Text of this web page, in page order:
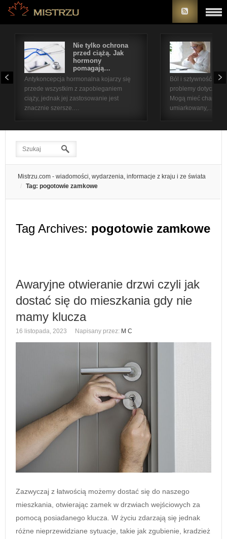
Nie tylko ochrona
przed ciążą. Jak
hormony
pomagają…
Antykoncepcja hormonalna kojarzy się
przede wszystkim z zapobieganiem
ciąży, jednak jej zastosowanie jest
znacznie szersze.…
Ból i sztywność
problemy
Mogą mieć
umiarkowany,…
Mistrzu.com - wiadomości, wydarzenia, informacje z kraju i ze świata
Tag: pogotowie zamkowe
Tag Archives: pogotowie zamkowe
Awaryjne otwieranie drzwi czyli jak
dostać się do mieszkania gdy nie
mamy klucza
16 listopada, 2023 Napisany przez: M C
Zazwyczaj z łatwością możemy dostać się do naszego
mieszkania, otwierając zamek w drzwiach wejściowych za
pomocą posiadanego klucza. W życiu zdarzają się jednak
różne nieprzewidziane sytuacje, takie jak zgubienie, kradzież